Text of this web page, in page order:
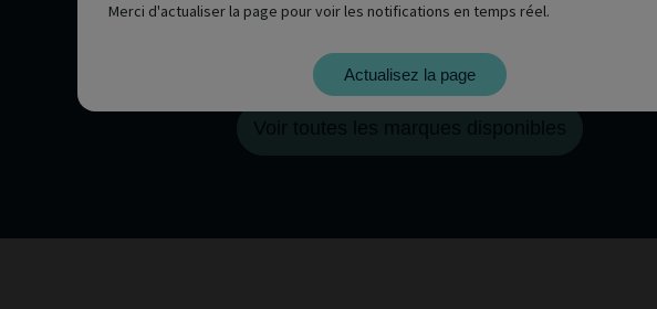
Voulez-vous voir nos véhicules d'autres
Merci d'actualiser la page pour voir les notifications en temps réel.
Actualisez la page